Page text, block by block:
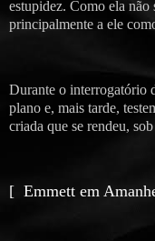
estupidez. Como ela não
principalmente a ele
Durante o interrogatório
plano e, mais tarde,
criada que se rendeu,
[ Emmett em